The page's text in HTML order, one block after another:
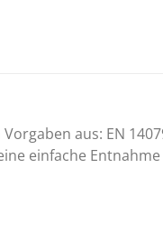
aus: EN
einfache